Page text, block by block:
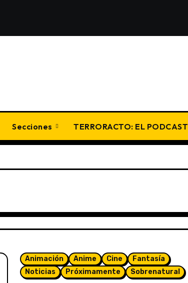
Secciones TERRORACTO: EL PODCAST
Animación Anime Cine
Fantasía
Noticias
Próximamente Sobrenatural